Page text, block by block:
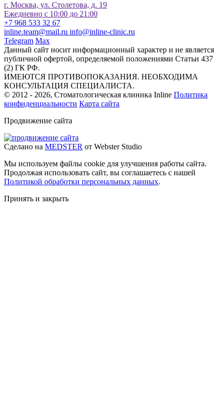
г. Москва, ул. Столетова, д. 19
Ежедневно с 10:00 до 21:00
+7 968 533 32 67
inline.team@mail.ru info@inline-clinic.ru
Telegram Max
Данный сайт носит информационный характер и не является
публичной офертой, определяемой положениями Статьи 437
(2) ГК РФ.
ИМЕЮТСЯ ПРОТИВОПОКАЗАНИЯ. НЕОБХОДИМА
КОНСУЛЬТАЦИЯ СПЕЦИАЛИСТА.
© 2012 - 2026, Стоматологическая клиника Inline Политика
конфиденциальности Карта сайта
Продвижение сайта
Сделано на MEDSTER от Webster Studio
Мы используем файлы cookie для улучшения работы сайта.
Продолжая использовать сайт, вы соглашаетесь с нашей
Политикой обработки персональных данных.
Принять и закрыть